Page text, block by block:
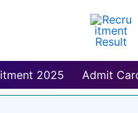
2025 Admit